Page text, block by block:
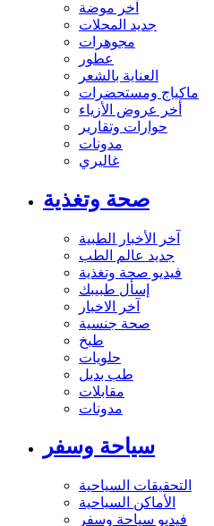
آخر موضة
جديد المحلات
مجوهرات
عطور
العناية بالشعر
ماكياج ومستحضرات
أخر عروض الأزياء
حوارات وتقارير
مدونات
غاليري
صحة وتغذية
آخر الأخبار الطبية
جديد عالم الطب
فيديو صحة وتغذية
إسأل طبيبك
آخر الاخبار
صحة جنسية
طبخ
حلويات
طب بديل
مقابلات
مدونات
سياحة وسفر
التحقيقات السياحية
الأماكن السياحية
فيديو سياحة وسفر